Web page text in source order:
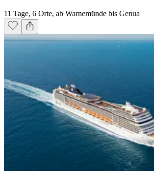
11 Tage, 6 Orte, ab Warnemünde bis Genua